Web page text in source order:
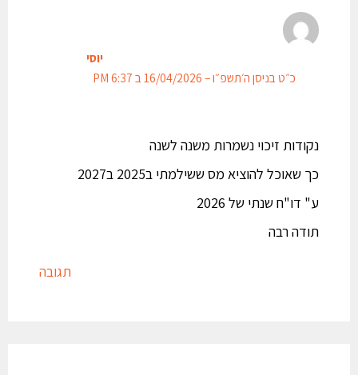
יוסי
כ״ט בניסן ה׳תשפ״ו – 16/04/2026 ב 6:37 PM
נקודות זיכוי נשמרות משנה לשנה
כך שאוכל להוציא מס ששילמתי ב2025 ב2027
ע" דו"ח שנתי של 2026
תודה רבה
תגובה